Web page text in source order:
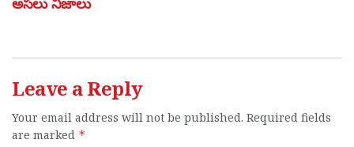
Leave a Reply
Your email address will not be published. Required fields
are marked *